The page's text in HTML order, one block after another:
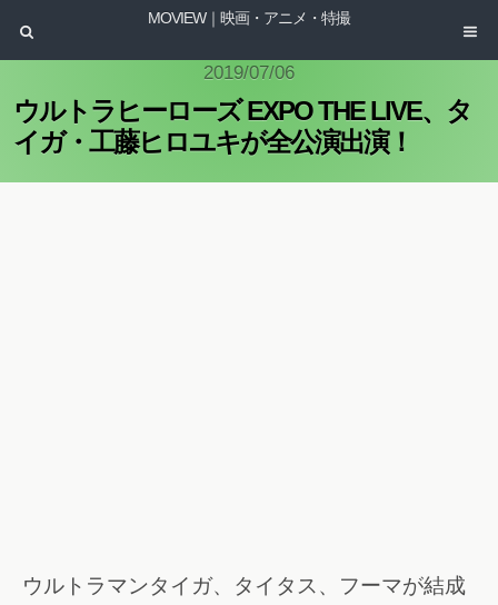
MOVIEW｜映画・アニメ・特撮
2019/07/06
ウルトラヒーローズ EXPO THE LIVE、タ
イガ・工藤ヒロユキが全公演出演！
ウルトラマンタイガ、タイタス、フーマが結成